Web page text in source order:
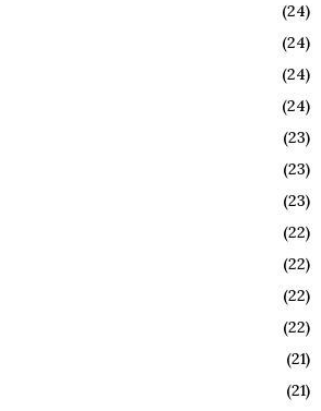
(24)
(24)
(24)
(24)
(23)
(23)
(23)
(22)
(22)
(22)
(22)
(21)
(21)